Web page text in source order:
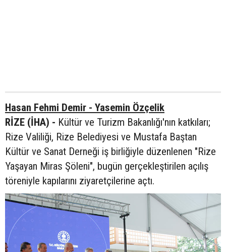
Hasan Fehmi Demir - Yasemin Özçelik
RİZE (İHA) - Kültür ve Turizm Bakanlığı'nın katkıları;
Rize Valiliği, Rize Belediyesi ve Mustafa Baştan
Kültür ve Sanat Derneği iş birliğiyle düzenlenen "Rize
Yaşayan Miras Şöleni", bugün gerçekleştirilen açılış
töreniyle kapılarını ziyaretçilerine açtı.